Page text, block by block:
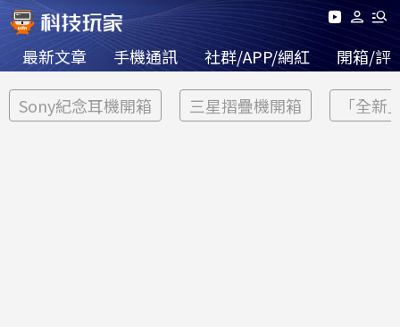
最新文章 手機通訊 社群/APP/網紅 開箱/評
Sony紀念耳機開箱 三星摺疊機開箱 「全新